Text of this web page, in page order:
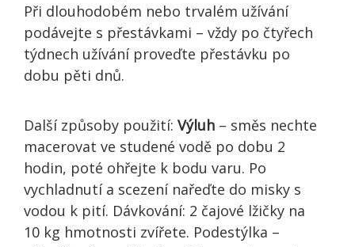
Při dlouhodobém nebo trvalém užívání
podávejte s přestávkami – vždy po čtyřech
týdnech užívání proveďte přestávku po
dobu pěti dnů.
Další způsoby použití: Výluh – směs nechte
macerovat ve studené vodě po dobu 2
hodin, poté ohřejte k bodu varu. Po
vychladnutí a scezení nařeďte do misky s
vodou k pití. Dávkování: 2 čajové lžičky na
10 kg hmotnosti zvířete. Podestýlka –